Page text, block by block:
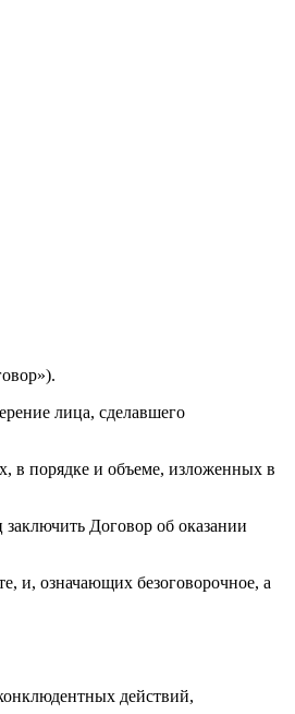
лица, сделавшего
в порядке и объеме, изложенных в
Договор об оказании
и, означающих безоговорочное, а
действий,